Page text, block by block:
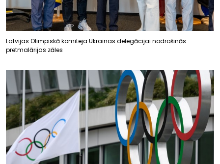
Latvijas Olimpiskā komiteja Ukrainas delegācijai nodrošinās
pretmalārijas zāles